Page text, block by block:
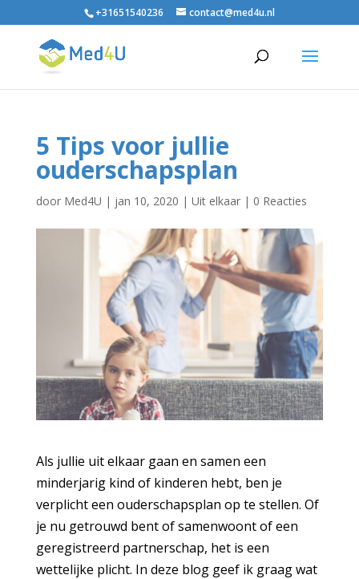
+31651540236 contact@med4u.nl
5 Tips voor jullie
ouderschapsplan
door Med4U | jan 10, 2020 | Uit elkaar| 0 Reacties
Als jullie uit elkaar gaan en samen een
minderjarig kind of kinderen hebt, ben je
verplicht een ouderschapsplan op te stellen. Of
je nu getrouwd bent of samenwoont of een
geregistreerd partnerschap, het is een
wettelijke plicht. In deze blog geef ik graag wat